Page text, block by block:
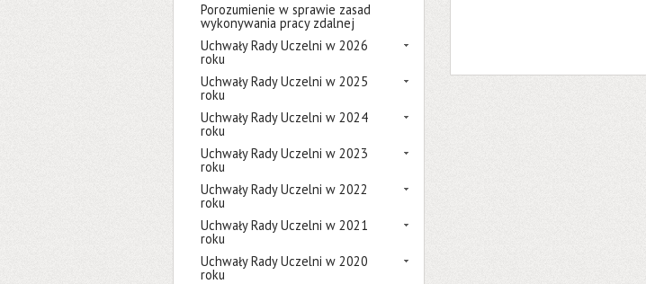
Porozumienie w sprawie zasad
wykonywania pracy zdalnej
Uchwały Rady Uczelni w 2026
roku
Uchwały Rady Uczelni w 2025
roku
Uchwały Rady Uczelni w 2024
roku
Uchwały Rady Uczelni w 2023
roku
Uchwały Rady Uczelni w 2022
roku
Uchwały Rady Uczelni w 2021
roku
Uchwały Rady Uczelni w 2020
roku